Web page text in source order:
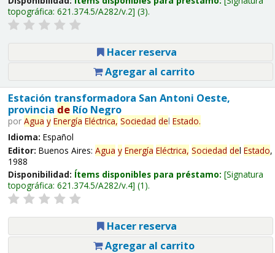
topográfica: 621.374.5/A282/v.2 (3).
Hacer reserva
Agregar al carrito
Estación transformadora San Antoni Oeste,
provincia deRío Negro
por Agua y Energía Eléctrica, Sociedad del Estado.
Idioma: Español
Editor: Buenos Aires: Agua y Energía Eléctrica, Sociedad del Estado,
1988
Disponibilidad: Ítems disponibles para préstamo: Signatura
topográfica: 621.374.5/A282/v.4 (1).
Hacer reserva
Agregar al carrito